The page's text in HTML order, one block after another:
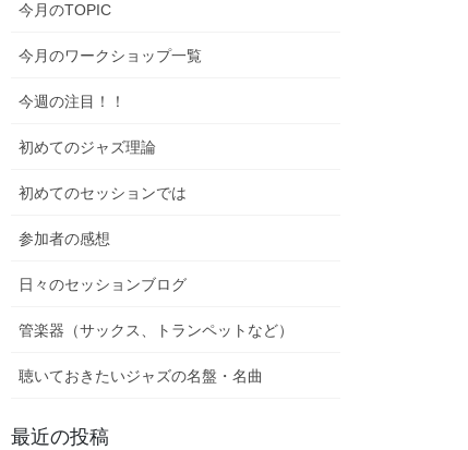
今月のTOPIC
今月のワークショップ一覧
今週の注目！！
初めてのジャズ理論
初めてのセッションでは
参加者の感想
日々のセッションブログ
管楽器（サックス、トランペットなど）
聴いておきたいジャズの名盤・名曲
最近の投稿